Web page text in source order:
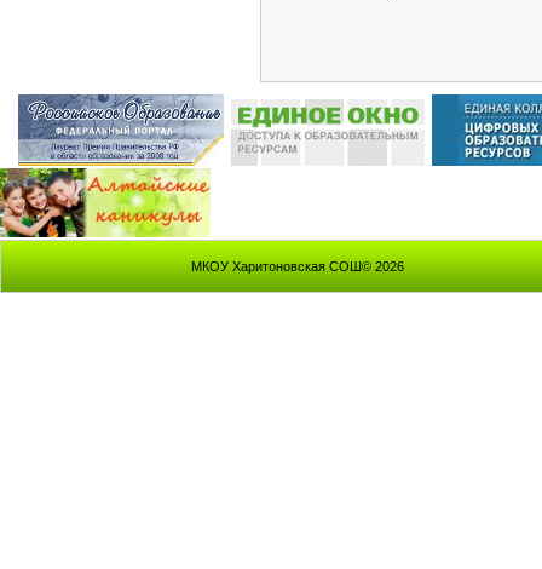
МКОУ Харитоновская СОШ© 2026